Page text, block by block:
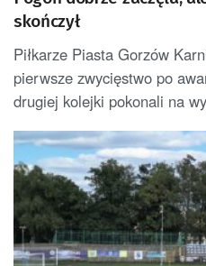
skończył
Piłkarze Piasta Gorzów
pierwsze zwycięstwo po
drugiej kolejki pokonali na